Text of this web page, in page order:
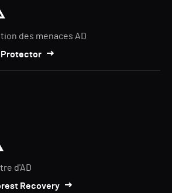
des menaces AD
Protector
d'AD
Recovery